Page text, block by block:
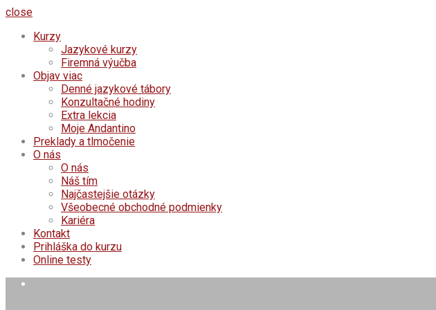
close
Kurzy
Jazykové kurzy
Firemná výučba
Objav viac
Denné jazykové tábory
Konzultačné hodiny
Extra lekcia
Moje Andantino
Preklady a tlmočenie
O nás
O nás
Náš tím
Najčastejšie otázky
Všeobecné obchodné podmienky
Kariéra
Kontakt
Prihláška do kurzu
Online testy